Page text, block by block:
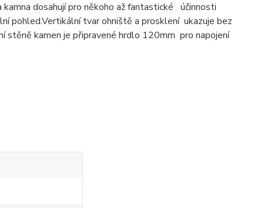
dosahují pro někoho až fantastické účinnosti
pohled.Vertikální tvar ohniště a prosklení ukazuje bez
stěně kamen je připravené hrdlo 120mm pro napojení